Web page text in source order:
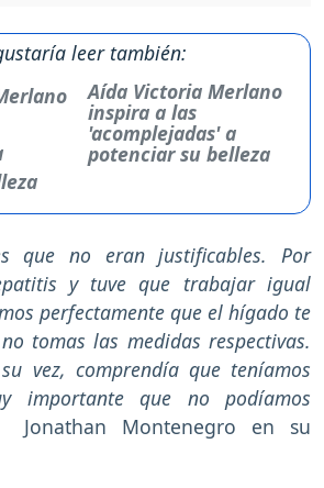
leer también:
Aída Victoria Merlano
inspira a las
'acomplejadas' a
potenciar su belleza
que no eran justificables. Por
y tuve que trabajar igual
perfectamente que el hígado te
tomas las medidas respectivas.
vez, comprendía que teníamos
importante que no podíamos
Montenegro en su